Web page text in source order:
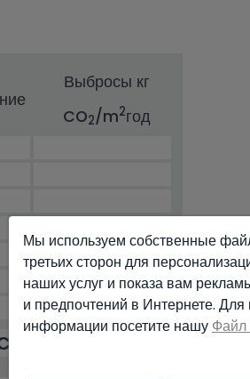
Выбросы кг
CO2/m2год
Мы используем собственные
третьих сторон для
наших услуг и показа вам
и предпочтений в Интернете.
информации посетите нашу